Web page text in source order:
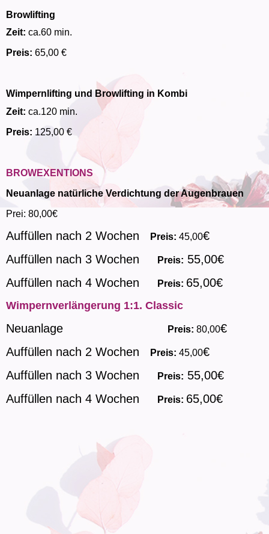
Browlifting
Zeit: ca.60 min.
Preis: 65,00 €
Wimpernlifting und Browlifting in Kombi
Zeit: ca.120 min.
Preis: 125,00 €
BROWEXENTIONS
Neuanlage natürliche Verdichtung der Augenbrauen
Prei: 80,00€
Auffüllen nach 2 Wochen Preis: 45,00€
Auffüllen nach 3 Wochen
Preis: 55,00€
Auffüllen nach 4 Wochen
Preis: 65,00€
Wimpernverlängerung 1:1. Classic
Neuanlage Preis: 80,00€
Auffüllen nach 2 Wochen
Preis: 45,00€
Auffüllen nach 3 Wochen
Preis: 55,00€
Auffüllen nach 4 Wochen
Preis: 65,00€